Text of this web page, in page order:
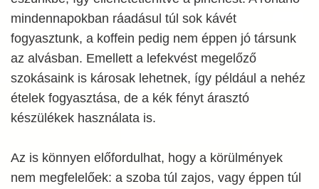
mindennapokban ráadásul túl sok kávét
fogyasztunk, a koffein pedig nem éppen jó társunk
az alvásban. Emellett a lefekvést megelőző
szokásaink is károsak lehetnek, így például a nehéz
ételek fogyasztása, de a kék fényt árasztó
készülékek használata is.
Az is könnyen előfordulhat, hogy a körülmények
nem megfelelőek: a szoba túl zajos, vagy éppen túl